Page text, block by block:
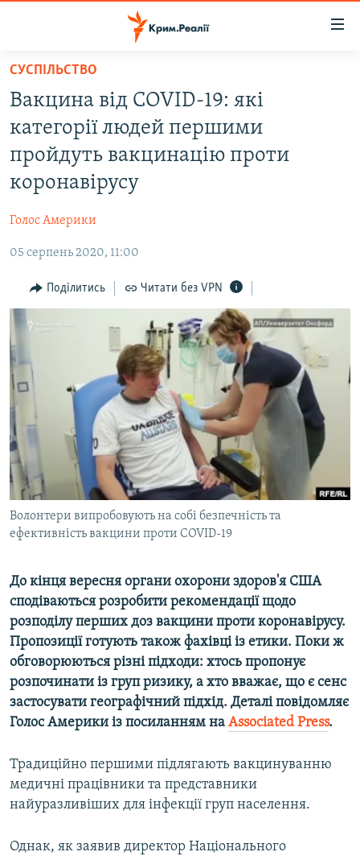
Перейти
основного
матеріалу
Перейти
до
основної
Перейти
до
ВОДА.КРИМ
ВІДЕО ТА ФОТО
ІНТЕРВ'Ю
ВСЕ ЗА ДЕНЬ
СПЕЦПРОЕКТИ
ВІДЕОУРОКИ «ELIFBE»
СВІДЧЕННЯ ОКУПАЦІЇ
УКРАЇНСЬКА ПРОБЛЕМА КРИМУ
ІНФОГРАФІКА
ЯК ОБІЙТИ БЛОКУВАННЯ
Русский
Qırımtatar
ДОЛУЧАЙСЯ!
Усі сайти RFE/RL
СУСПІЛЬСТВО
Вакцина від COVID-19: які
категорії людей першими
пройдуть вакцинацію проти
коронавірусу
Голос Америки
05 серпень 2020, 11:00
Поділитись Читати без VPN
Волонтери випробовують на собі безпечність та
ефективність вакцини проти COVID-19
До кінця вересня органи охорони здоров'я США
сподіваються розробити рекомендації щодо
розподілу перших доз вакцини проти коронавірусу.
Пропозиції готують також фахівці із етики. Поки ж
обговорюються різні підходи: хтось пропонує
розпочинати із груп ризику, а хто вважає, що є сенс
застосувати географічний підхід. Деталі повідомляє
Голос Америки із посиланням на Associated Press.
Традиційно першими підлягають вакцинуванню
медичні працівники та представники
найуразливіших для інфекції груп населення.
Однак, як заявив директор Національного